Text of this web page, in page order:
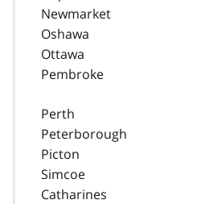
Newmarket
Oshawa
Ottawa
Pembroke
Perth
Peterborough
Picton
Simcoe
Catharines